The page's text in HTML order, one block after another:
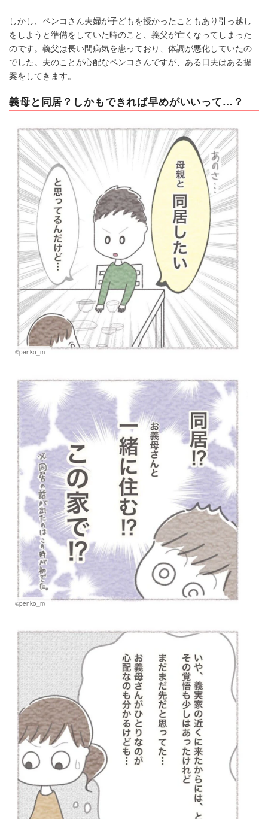
しかし、ペンコさん夫婦が子どもを授かったこともあり引っ越し
をしようと準備をしていた時のこと、義父が亡くなってしまった
のです。義父は長い間病気を患っており、体調が悪化していたの
でした。夫のことが心配なペンコさんですが、ある日夫はある提
案をしてきます。
義母と同居？しかもできれば早めがいいって…？
©penko_m
©penko_m